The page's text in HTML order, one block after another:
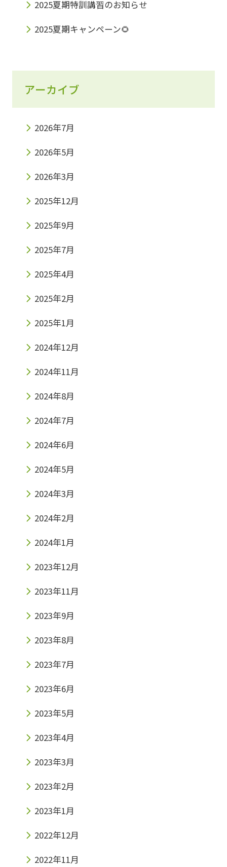
2025夏期特訓講習のお知らせ
2025夏期キャンペーン🌻
アーカイブ
2026年7月
2026年5月
2026年3月
2025年12月
2025年9月
2025年7月
2025年4月
2025年2月
2025年1月
2024年12月
2024年11月
2024年8月
2024年7月
2024年6月
2024年5月
2024年3月
2024年2月
2024年1月
2023年12月
2023年11月
2023年9月
2023年8月
2023年7月
2023年6月
2023年5月
2023年4月
2023年3月
2023年2月
2023年1月
2022年12月
2022年11月